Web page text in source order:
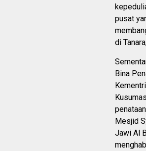
pusat
di
Bina
Mesjid
Jawi Al